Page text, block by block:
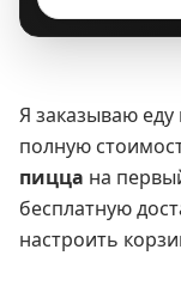
Я заказываю
полную
пицца на
бесплатную
настроить